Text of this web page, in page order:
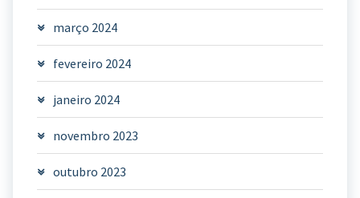
março 2024
fevereiro 2024
janeiro 2024
novembro 2023
outubro 2023